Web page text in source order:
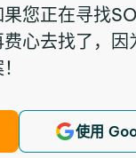
您正在寻找
心去找了，
使用